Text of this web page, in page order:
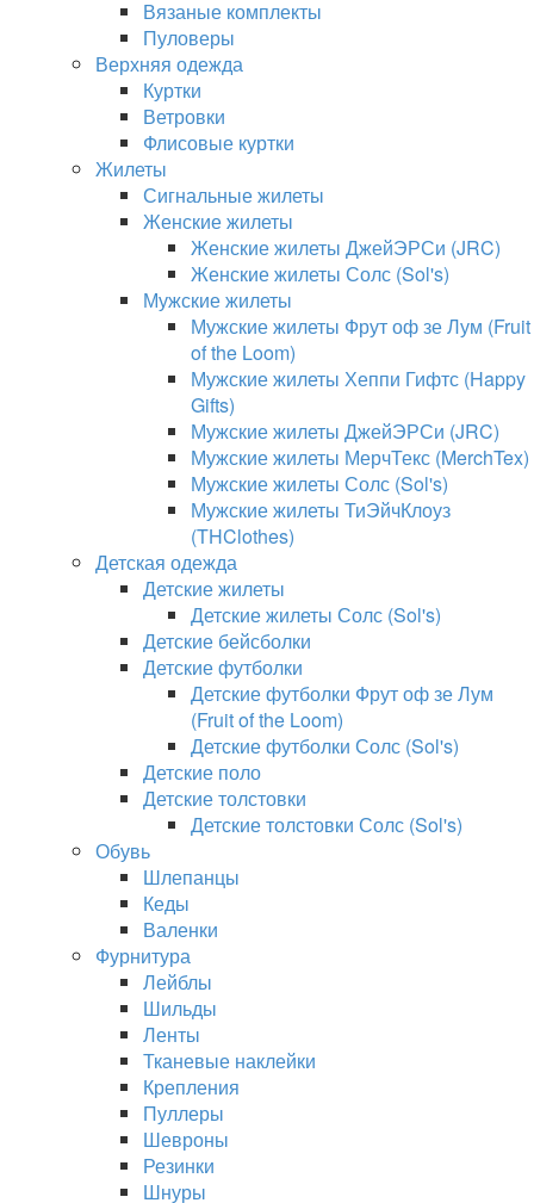
Вязаные комплекты
Пуловеры
Верхняя одежда
Куртки
Ветровки
Флисовые куртки
Жилеты
Сигнальные жилеты
Женские жилеты
Женские жилеты ДжейЭРСи (JRC)
Женские жилеты Солс (Sol's)
Мужские жилеты
Мужские жилеты Фрут оф зе Лум (Fruit
of the Loom)
Мужские жилеты Хеппи Гифтс (Happy
Gifts)
Мужские жилеты ДжейЭРСи (JRC)
Мужские жилеты МерчТекс (MerchTex)
Мужские жилеты Солс (Sol's)
Мужские жилеты ТиЭйчКлоуз
(THClothes)
Детская одежда
Детские жилеты
Детские жилеты Солс (Sol's)
Детские бейсболки
Детские футболки
Детские футболки Фрут оф зе Лум
(Fruit of the Loom)
Детские футболки Солс (Sol's)
Детские поло
Детские толстовки
Детские толстовки Солс (Sol's)
Обувь
Шлепанцы
Кеды
Валенки
Фурнитура
Лейблы
Шильды
Ленты
Тканевые наклейки
Крепления
Пуллеры
Шевроны
Резинки
Шнуры